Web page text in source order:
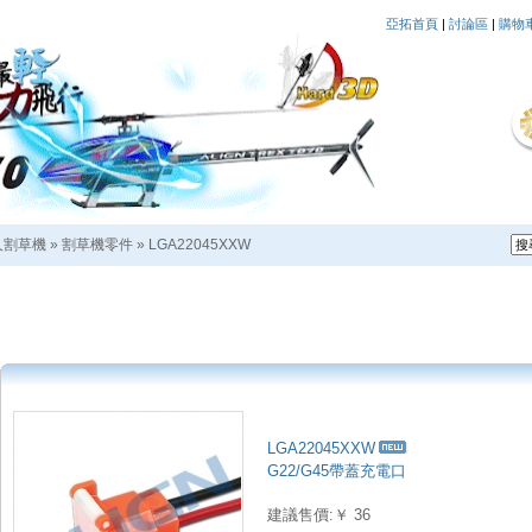
亞拓首頁 | 討論區 | 購物
割草機 » 割草機零件 » LGA22045XXW
LGA22045XXW
G22/G45帶蓋充電口
建議售價:￥ 36